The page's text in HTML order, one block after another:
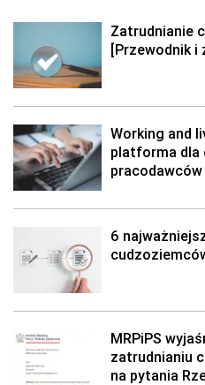
Zatrudnianie
[Przewodnik i
Working and
platforma dla
pracodawców
6
MRPiPS
zatrudnianiu
na pytania